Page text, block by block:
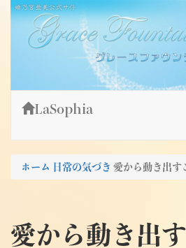
Skip
content
姫乃宮亜美公式サイト～Grace
グレースファウンテン
LaSophia
ホーム 日常の気づき 愛から動き出す
愛から動き出